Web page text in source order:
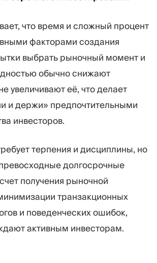
что время и сложный процент
факторами создания
выбрать рыночный момент и
обычно снижают
увеличивают её, что делает
и держи» предпочтительными
инвесторов.
терпения и дисциплины, но
долгосрочные
получения рыночной
транзакционных
и поведенческих ошибок,
активным инвесторам.